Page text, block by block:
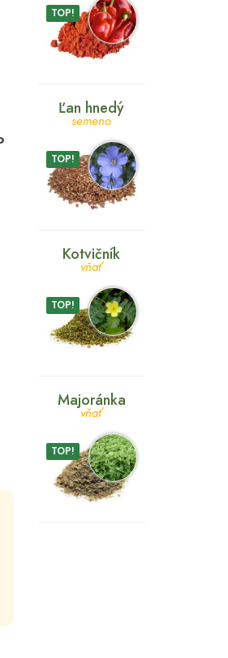
TOP!
Ľan hnedý
semeno
TOP!
Kotvičník
vňať
TOP!
Majoránka
vňať
TOP!